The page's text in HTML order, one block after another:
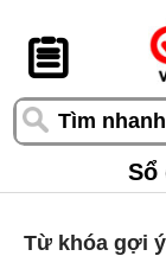
󰆎
Sổ
Từ khóa gợi